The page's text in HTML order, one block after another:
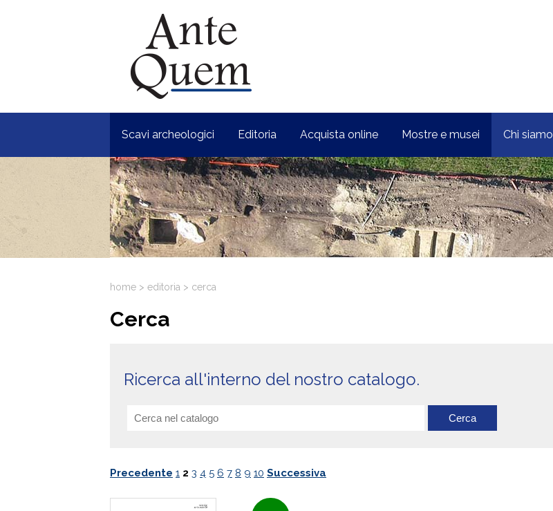
Scavi archeologici Editoria Acquista online Mostre e musei Chi siamo
home > editoria > cerca
Cerca
Ricerca all'interno del nostro catalogo.
Precedente 1 2 3 4 5 6 7 8 9 10 Successiva